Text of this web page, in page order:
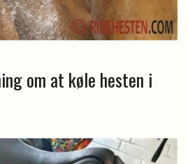
om at køle hesten i